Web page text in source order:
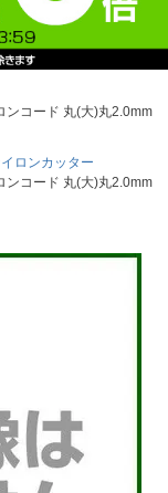
ンコード 丸(大)丸2.0mm
ロンカッター
ンコード 丸(大)丸2.0mm